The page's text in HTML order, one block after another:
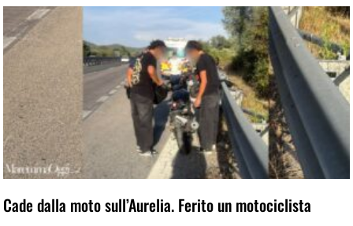
Cade dalla moto sull’Aurelia. Ferito un motociclista